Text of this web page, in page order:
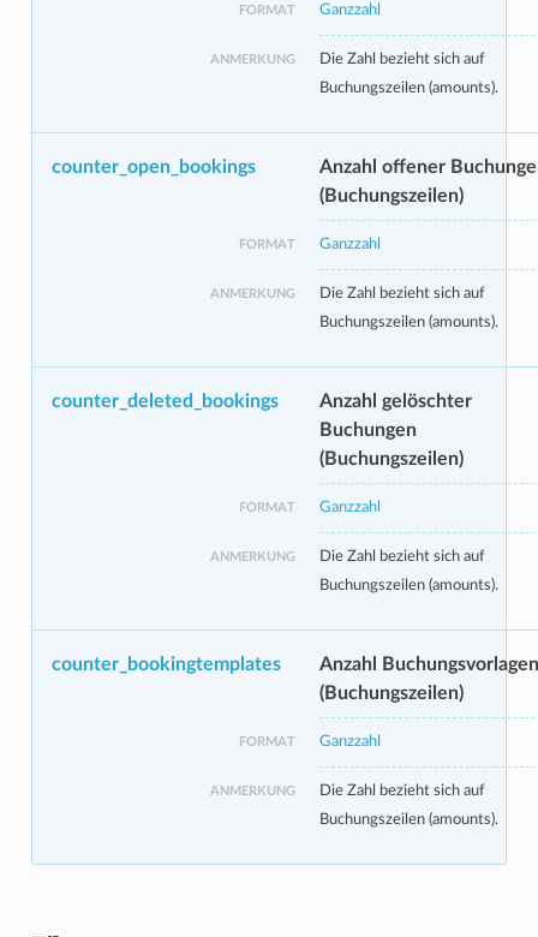
FORMAT Ganzzahl
ANMERKUNG
Die Zahl bezieht sich auf
Buchungszeilen (amounts).
counter_open_bookings
Anzahl offener
(Buchungszeilen)
FORMAT Ganzzahl
ANMERKUNG
Die Zahl bezieht sich auf
Buchungszeilen (amounts).
counter_deleted_bookings
Anzahl gelöschter
Buchungen
(Buchungszeilen)
FORMAT Ganzzahl
ANMERKUNG
Die Zahl bezieht sich auf
Buchungszeilen (amounts).
counter_bookingtemplates
Anzahl Buchungsvorlagen
(Buchungszeilen)
FORMAT Ganzzahl
ANMERKUNG
Die Zahl bezieht sich auf
Buchungszeilen (amounts).